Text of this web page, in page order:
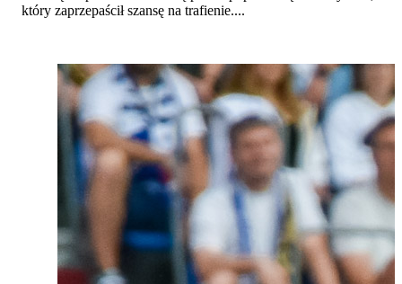
który zaprzepaścił szansę na trafienie....